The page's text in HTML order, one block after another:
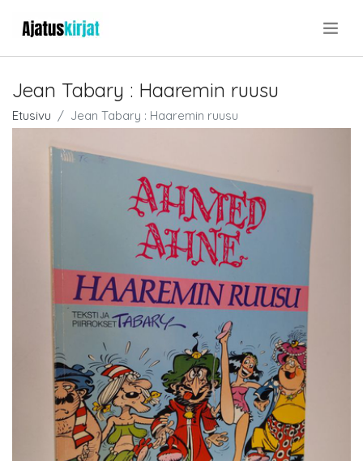
Jean Tabary : Haaremin ruusu
Etusivu Jean Tabary : Haaremin ruusu